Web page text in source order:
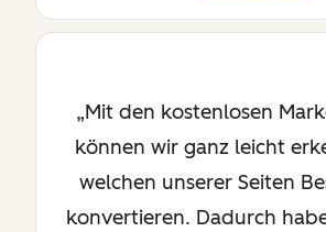
Mit den kostenlosen
können wir ganz leicht
welchen unserer Seiten
konvertieren. Dadurch